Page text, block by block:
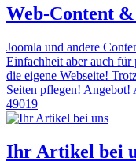
Web-Content
Joomla und andere
Einfachheit aber auch für
die eigene Webseite!
Seiten pflegen!
49019
Ihr Artikel bei